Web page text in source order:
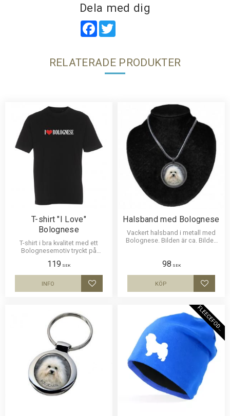
Dela med dig
Facebook
RELATERADE PRODUKTER
T-shirt "I Love"
Bolognese
T-shirt i bra kvalitet med ett
Bolognesemotiv tryckt på
cm.
119 SEK
Lägg till i favoriter
INFO
Halsband med Bolognese
Vackert halsband i metall med
Bolognese. Bilden är ca. Bilden
98 SEK
Lägg
KÖP
F
L
E
E
C
E
F
O
D
E
R